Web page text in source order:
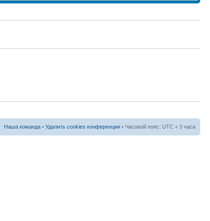
Наша команда • Удалить cookies конференции • Часовой пояс: UTC + 3 часа